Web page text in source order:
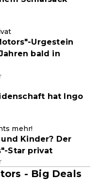
Urgestein
bald in
hat Ingo
mehr!
Kinder? Der
Star privat
- Big Deals